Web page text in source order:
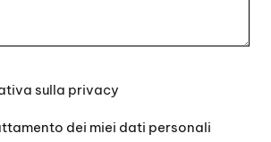
sulla privacy
dei miei dati personali